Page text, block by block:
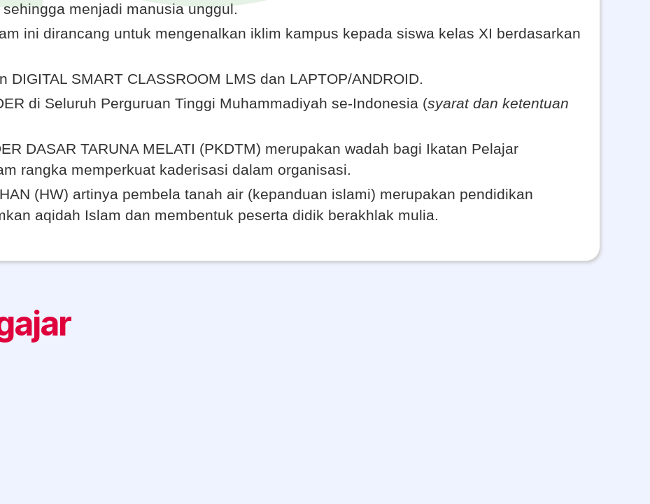
menjadi manusia unggul.
ini dirancang untuk mengenalkan iklim kampus kepada siswa kelas XI berdasarkan
DIGITAL SMART CLASSROOM LMS dan LAPTOP/ANDROID.
di Seluruh Perguruan Tinggi Muhammadiyah se-Indonesia (syarat dan ketentuan
DASAR TARUNA MELATI (PKDTM) merupakan wadah bagi Ikatan Pelajar
rangka memperkuat kaderisasi dalam organisasi.
(HW) artinya pembela tanah air (kepanduan islami) merupakan pendidikan
aqidah Islam dan membentuk peserta didik berakhlak mulia.